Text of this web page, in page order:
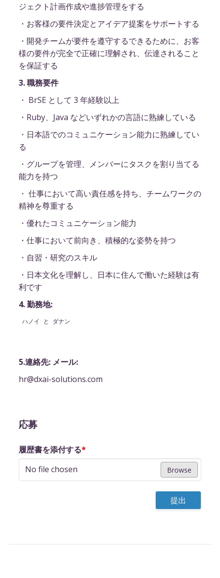
ジェクト計画作成や進捗管理をする
・お客様の要件決定とアイデア提案をサポートする
・開発チームが要件を遵守するできるために、お客
様の要件が完全で正確に理解され、伝達されること
を保証する
3. 職務要件
・ BrSE として 3 年経験以上
・Ruby、Java などいずれかの言語に熟練している
・日本語でのコミュニケーション能力に熟練してい
る
・グループを管理、メンバーにタスクを割り当てる
能力を持つ
・ 仕事において高い責任感を持ち、チームワークの
精神を尊重する
・優れたコミュニケーション能力
・仕事において前向き、積極的な姿勢を持つ
・自習・研究のスキル
・日本文化を理解し、日本に住んで働いた経験は有
利です
4. 勤務地:
ハノイ と ダナン
5.連絡先: メール:
hr@dxai-solutions.com
応募
履歴書を添付する*
No file chosen
Browse
提出